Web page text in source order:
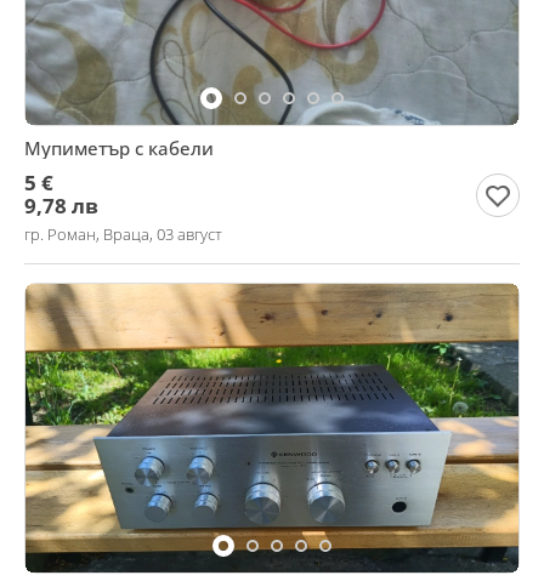
Мупиметър с кабели
5 €
9,78 лв
гр. Роман, Враца, 03 август